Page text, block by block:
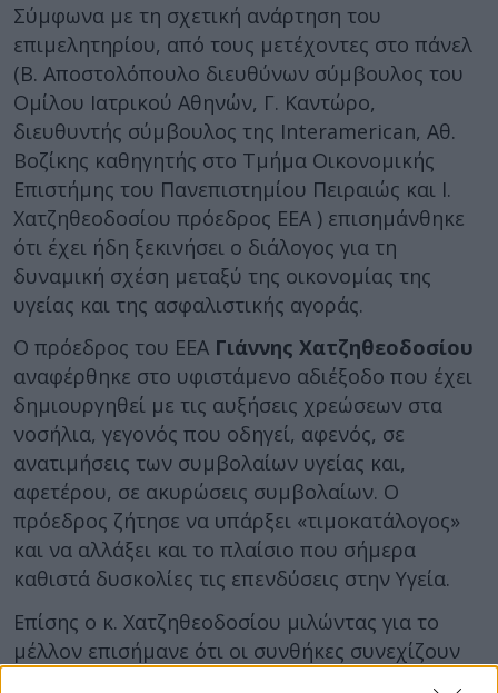
Σύμφωνα με τη σχετική ανάρτηση του
επιμελητηρίου, από τους μετέχοντες στο πάνελ
(Β. Αποστολόπουλο διευθύνων σύμβουλος του
Ομίλου Ιατρικού Αθηνών, Γ. Καντώρο,
διευθυντής σύμβουλος της Interamerican, Αθ.
Βοζίκης καθηγητής στο Τμήμα Οικονομικής
Επιστήμης του Πανεπιστημίου Πειραιώς και Ι.
Χατζηθεοδοσίου πρόεδρος ΕΕΑ ) επισημάνθηκε
ότι έχει ήδη ξεκινήσει ο διάλογος για τη
δυναμική σχέση μεταξύ της οικονομίας της
υγείας και της ασφαλιστικής αγοράς.
Ο πρόεδρος του ΕΕΑ Γιάννης Χατζηθεοδοσίου
αναφέρθηκε στο υφιστάμενο αδιέξοδο που έχει
δημιουργηθεί με τις αυξήσεις χρεώσεων στα
νοσήλια, γεγονός που οδηγεί, αφενός, σε
ανατιμήσεις των συμβολαίων υγείας και,
αφετέρου, σε ακυρώσεις συμβολαίων. Ο
πρόεδρος ζήτησε να υπάρξει «τιμοκατάλογος»
και να αλλάξει και το πλαίσιο που σήμερα
καθιστά δυσκολίες τις επενδύσεις στην Υγεία.
Επίσης ο κ. Χατζηθεοδοσίου μιλώντας για το
μέλλον επισήμανε ότι οι συνθήκες συνεχίζουν